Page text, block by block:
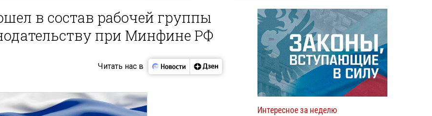
в состав рабочей группы
при Минфине РФ
Читать нас в
Интересное за неделю